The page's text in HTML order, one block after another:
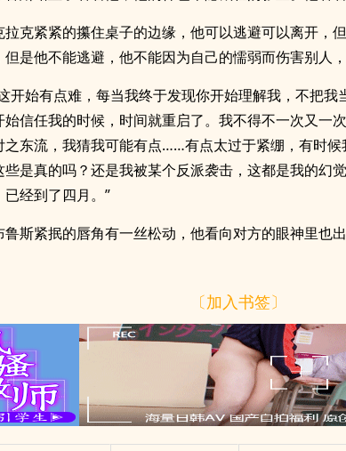
拉克紧紧的攥住桌子的边缘，他可以逃避可以离开，
但是他不能逃避，他不能因为自己的懦弱而伤害别人
开始有点难，每当我终于发现你开始理解我，不把
始信任我的时候，时间就重启了。我不得不一次又一
之东流，我猜我可能有点……有点太过于紧绷，有时候
些是真的吗？还是我被某个反派袭击，这都是我的幻
已经到了四月。”
鲁斯紧抿的唇角有一丝松动，他看向对方的眼神里也
〔加入书签〕